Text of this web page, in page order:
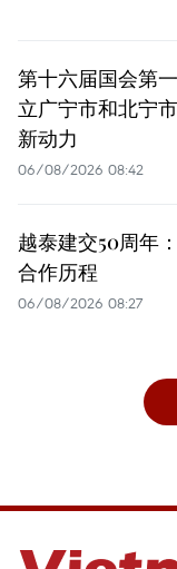
第十六届国会第
立广宁市和北宁
新动力
06/08/2026 08:42
越泰建交50周年
合作历程
06/08/2026 08:27